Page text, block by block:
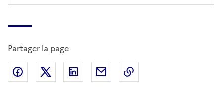
Partager la page
Partager sur Facebook
Partager sur X (anciennement Twitter)
Partager sur LinkedIn
Partager par email